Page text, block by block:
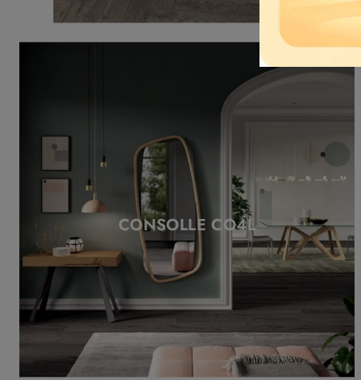
CONSOLLE CO4L